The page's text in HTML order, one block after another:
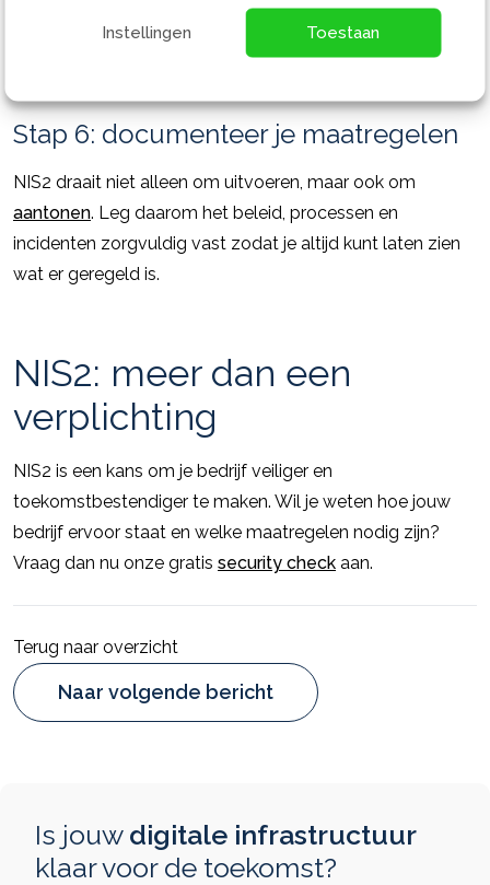
Toestaan
Instellingen
beveiliging, monitoring en verantwoordelijkheden goed
zijn vastgelegd. Op deze manier voorkom je
Stap 6: documenteer je maatregelen
NIS2 draait niet alleen om uitvoeren, maar ook om
aantonen. Leg daarom het beleid, processen en
incidenten zorgvuldig vast zodat je altijd kunt laten zien
wat er geregeld is.
NIS2: meer dan een
verplichting
NIS2 is een kans om je bedrijf veiliger en
toekomstbestendiger te maken. Wil je weten hoe jouw
bedrijf ervoor staat en welke maatregelen nodig zijn?
Vraag dan nu onze gratis security check aan.
Terug naar overzicht
Naar volgende bericht
Is jouw digitale infrastructuur
klaar voor de toekomst?